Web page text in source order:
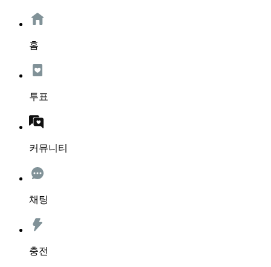
홈
투표
커뮤니티
채팅
충전